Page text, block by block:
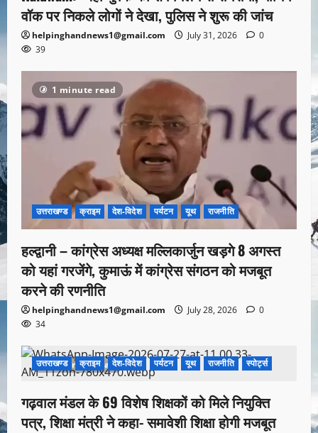
वॉक पर निकले लोगों ने देखा, पुलिस ने शुरू की जांच
helpinghandnews1@gmail.com July 31, 2026
0
39
1 minute read
उत्तराखण्ड क्राइम देश-विदेश पर्यटन यूथ राजनीति
हल्द्वानी – कांग्रेस अध्यक्ष मल्लिकार्जुन खड़गे 8 अगस्त
को यहां गरजेंगे, कुमाऊं में कांग्रेस संगठन को मजबूत
करने की रणनीति
helpinghandnews1@gmail.com July 28, 2026
0
34
1 minute read
उत्तराखण्ड क्राइम देश-विदेश पर्यटन यूथ राजनीति स्पोर्ट्स
गढ़वाल मंडल के 69 विशेष शिक्षकों को मिले नियुक्ति
पत्र, शिक्षा मंत्री ने कहा- समावेशी शिक्षा होगी मजबूत